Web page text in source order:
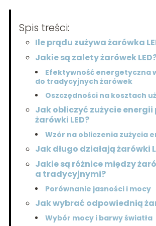
Spis treści:
Ile prądu zużywa żarówka
Jakie są zalety żarówek
Efektywność energetyczna
do tradycyjnych żarówek
Oszczędności na kosztach
Jak obliczyć zużycie energii
żarówki LED?
Wzór na obliczenia zużycia
Jak długo działają żarówki
Jakie są różnice między
a tradycyjnymi?
Porównanie jasności i mocy
Jak wybrać odpowiednią
Wybór mocy i barwy światła